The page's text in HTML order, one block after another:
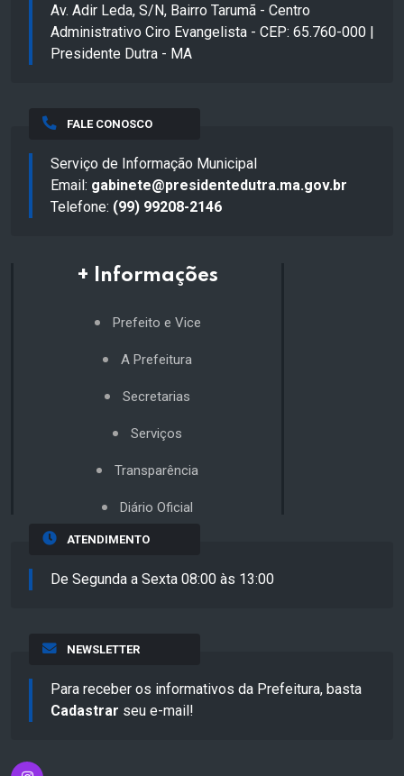
Av. Adir Leda, S/N, Bairro Tarumã - Centro
Administrativo Ciro Evangelista - CEP: 65.760-000 |
Presidente Dutra - MA
FALE CONOSCO
Serviço de Informação Municipal
Email: gabinete@presidentedutra.ma.gov.br
Telefone: (99) 99208-2146
+ Informações
Prefeito e Vice
A Prefeitura
Secretarias
Serviços
Transparência
Diário Oficial
ATENDIMENTO
De Segunda a Sexta 08:00 às 13:00
NEWSLETTER
Para receber os informativos da Prefeitura, basta
Cadastrar seu e-mail!